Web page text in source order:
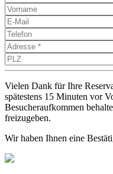
Vielen Dank für Ihre
spätestens 15 Minuten vor
Besucheraufkommen
freizugeben.
Wir haben Ihnen eine